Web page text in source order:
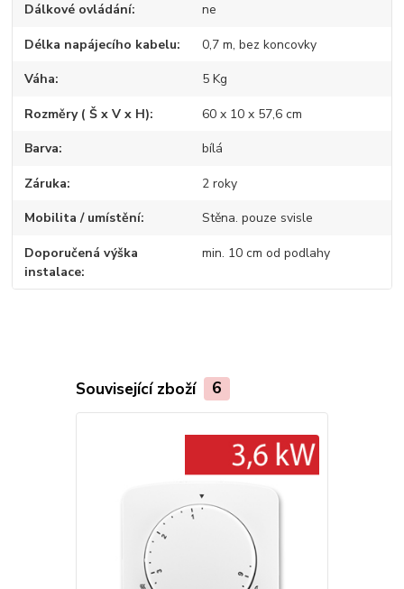
Dálkové ovládání ne
Délka napájecího kabelu 0,7 m, bez koncovky
Váha 5 Kg
Rozměry ( Š x V x H) 60 x 10 x 57,6 cm
Barva bílá
Záruka 2 roky
Mobilita / umístění Stěna. pouze svisle
Doporučená výška
instalace
min. 10 cm od podlahy
Související zboží 6